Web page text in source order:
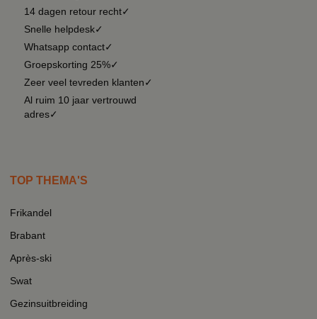
14 dagen retour recht✓
Snelle helpdesk✓
Whatsapp contact✓
Groepskorting 25%✓
Zeer veel tevreden klanten✓
Al ruim 10 jaar vertrouwd
adres✓
TOP THEMA'S
Frikandel
Brabant
Après-ski
Swat
Gezinsuitbreiding